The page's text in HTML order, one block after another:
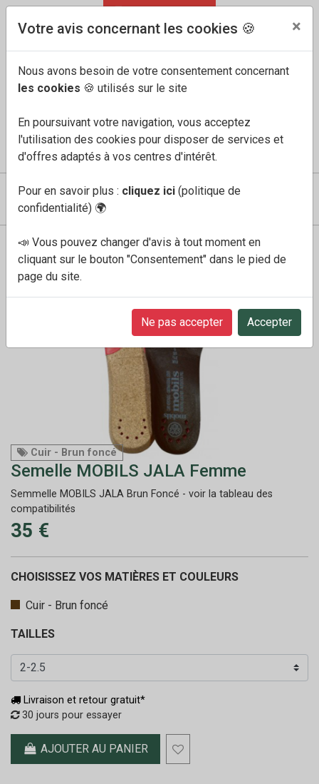
04 91 60 68 33
COMPTE MES FAVORIS
Boutique Semelle MOBILS détente JALA Femme
Cuir - Brun foncé
Semelle MOBILS JALA Femme
Semmelle MOBILS JALA Brun Foncé - voir la tableau des
compatibilités
35 €
CHOISISSEZ VOS MATIÈRES ET COULEURS
Cuir - Brun foncé
TAILLES
Livraison et retour gratuit*
30 jours pour essayer
AJOUTER AU PANIER
Votre avis concernant les cookies 🍪 ×
Nous avons besoin de votre consentement concernant
les cookies 🍪 utilisés sur le site
En poursuivant votre navigation, vous acceptez
l'utilisation des cookies pour disposer de services et
d'offres adaptés à vos centres d'intérêt.
Pour en savoir plus : cliquez ici (politique de
confidentialité) 🌍
📣 Vous pouvez changer d'avis à tout moment en
cliquant sur le bouton "Consentement" dans le pied de
page du site.
Ne pas accepter Accepter